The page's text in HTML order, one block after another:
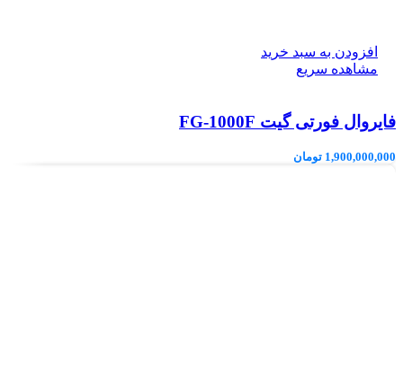
افزودن به سبد خرید
مشاهده سریع
فایروال فورتی گیت FG-1000F
1,900,000,000 تومان